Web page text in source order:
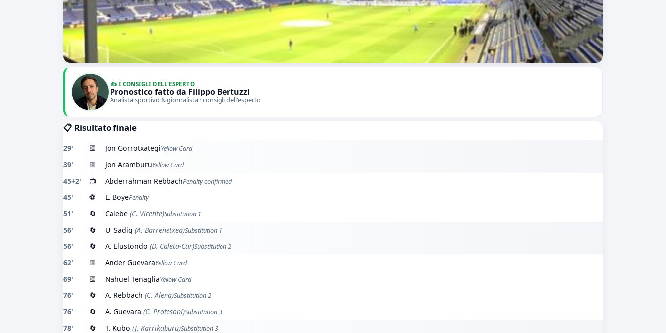
✍️ I CONSIGLI DELL'ESPERTO
Pronostico fatto da Filippo Bertuzzi
Analista sportivo & giornalista · consigli dell'esperto
📋 Risultato finale
29' 🟨 Jon GorrotxategiYellow Card
39' 🟨 Jon AramburuYellow Card
45+2' 📺 Abderrahman RebbachPenalty confirmed
45' ⚽ L. BoyePenalty
51' 🔄 Calebe (C. Vicente)Substitution 1
56' 🔄 U. Sadiq (A. Barrenetxea)Substitution 1
56' 🔄 A. Elustondo (D. Caleta-Car)Substitution 2
62' 🟨 Ander GuevaraYellow Card
69' 🟨 Nahuel TenagliaYellow Card
76' 🔄 A. Rebbach (C. Alena)Substitution 2
76' 🔄 A. Guevara (C. Protesoni)Substitution 3
78' 🔄 T. Kubo (J. Karrikaburu)Substitution 3